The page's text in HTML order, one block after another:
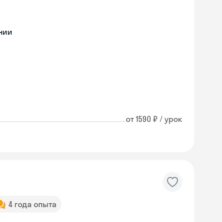
от 1590 ₽ / урок
4 года опыта